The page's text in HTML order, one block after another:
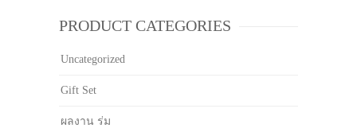
PRODUCT CATEGORIES
Uncategorized
Gift Set
ผลงาน ร่ม